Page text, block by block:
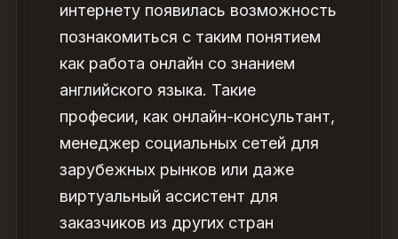
интернету появилась возможность
познакомиться с таким понятием
как работа онлайн со знанием
английского языка. Такие
професии, как онлайн-консультант,
менеджер социальных сетей для
зарубежных рынков или даже
виртуальный ассистент для
заказчиков из других стран